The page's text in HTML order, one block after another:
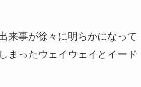
来事が徐々に明らかになって
まったウェイウェイとイード